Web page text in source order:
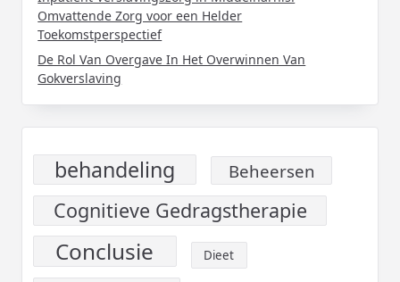
Omvattende Zorg voor een Helder
Toekomstperspectief
De Rol Van Overgave In Het Overwinnen Van
Gokverslaving
behandeling Beheersen
Cognitieve Gedragstherapie
Conclusie Dieet